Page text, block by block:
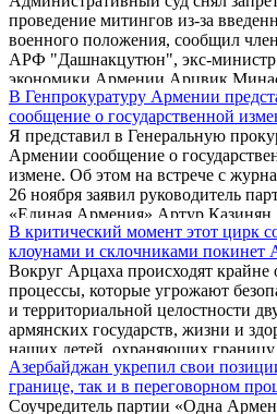
Карвачар.
проведение митингов из-за
военного положения, сообщил
АРФ "Дашнакцутюн", экс-министр
экономики Армении Арцвик
своей странице в Facebook.
В Генпрокуратуру Армении
сообщение о государственной
Я представил в Генеральную
Армении сообщение о
измене. Об этом на встрече с
26 ноября заявил руководитель
«Единая Армения» Артур Казинян.
В критический момент этот цирк
клоунами и склочниками
Вокруг Арцаха происходят крайне
процессы, которые угрожают
и территориальной целостности
армянских государств, жизни и
наших детей, охраняющих
написал на своей странице в
соучредитель партии «Одна
Артур Казинян. Он, в частности,
Азербайджан укрепил свои
границе, так и в переговорном
Соучредитель партии «Одна